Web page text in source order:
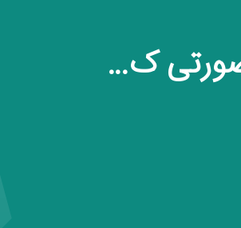
ک…